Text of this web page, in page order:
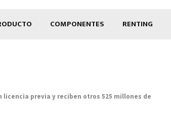
COMPONENTES RENTING
licencia previa y reciben otros 525 millones de